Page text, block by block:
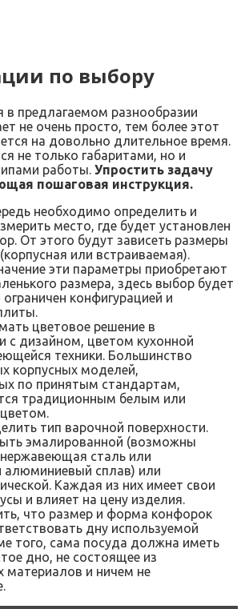
по выбору
в предлагаемом разнообразии
не очень просто, тем более этот
на довольно длительное время.
не только габаритами, но и
работы. Упростить задачу
пошаговая инструкция.
необходимо определить и
место, где будет установлен
От этого будут зависеть размеры
или встраиваемая).
эти параметры приобретают
размера, здесь выбор будет
конфигурацией и
цветовое решение в
с дизайном, цветом кухонной
техники. Большинство
корпусных моделей,
по принятым стандартам,
традиционным белым или
тип варочной поверхности.
эмалированной (возможны
сталь или
алюминиевый сплав) или
Каждая из них имеет свои
и влияет на цену изделия.
что размер и форма конфорок
дну используемой
того, сама посуда должна иметь
дно, не состоящее из
материалов и ничем не